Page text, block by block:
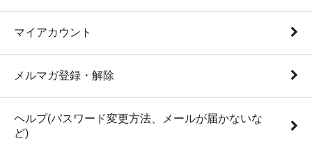
マイアカウント
メルマガ登録・解除
ヘルプ(パスワード変更方法、メールが届かないな
ど)